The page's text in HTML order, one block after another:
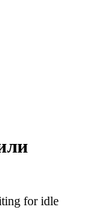
for idle